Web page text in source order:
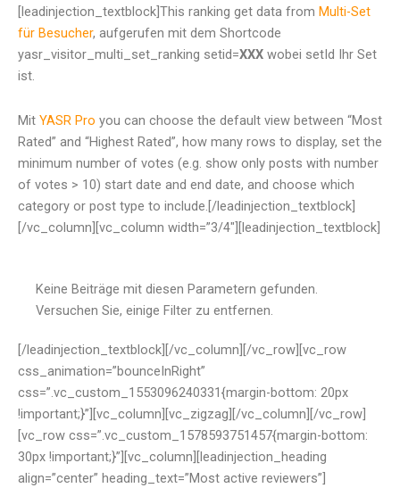
[leadinjection_textblock]This ranking get data from Multi-Set
für Besucher, aufgerufen mit dem Shortcode
yasr_visitor_multi_set_ranking setid=XXX wobei setId Ihr Set
ist.
Mit YASR Pro you can choose the default view between “Most
Rated” and “Highest Rated”, how many rows to display, set the
minimum number of votes (e.g. show only posts with number
of votes > 10) start date and end date, and choose which
category or post type to include.[/leadinjection_textblock]
[/vc_column][vc_column width=”3/4″][leadinjection_textblock]
Keine Beiträge mit diesen Parametern gefunden.
Versuchen Sie, einige Filter zu entfernen.
[/leadinjection_textblock][/vc_column][/vc_row][vc_row
css_animation=”bounceInRight”
css=”.vc_custom_1553096240331{margin-bottom: 20px
!important;}”][vc_column][vc_zigzag][/vc_column][/vc_row]
[vc_row css=”.vc_custom_1578593751457{margin-bottom:
30px !important;}”][vc_column][leadinjection_heading
align=”center” heading_text=”Most active reviewers”]